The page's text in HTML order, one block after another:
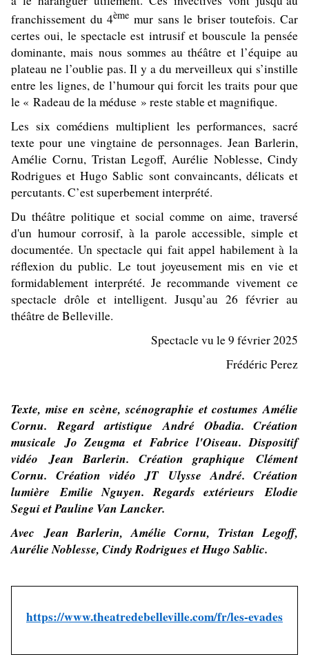
franchissement du 4ème mur sans le briser toutefois. Car
certes oui, le spectacle est intrusif et bouscule la pensée
dominante, mais nous sommes au théâtre et l’équipe au
plateau ne l’oublie pas. Il y a du merveilleux qui s’instille
entre les lignes, de l’humour qui forcit les traits pour que
le « Radeau de la méduse » reste stable et magnifique.
Les six comédiens multiplient les performances, sacré
texte pour une vingtaine de personnages. Jean Barlerin,
Amélie Cornu, Tristan Legoff, Aurélie Noblesse, Cindy
Rodrigues et Hugo Sablic sont convaincants, délicats et
percutants. C’est superbement interprété.
Du théâtre politique et social comme on aime, traversé
d'un humour corrosif, à la parole accessible, simple et
documentée. Un spectacle qui fait appel habilement à la
réflexion du public. Le tout joyeusement mis en vie et
formidablement interprété. Je recommande vivement ce
spectacle drôle et intelligent. Jusqu’au 26 février au
théâtre de Belleville.
Spectacle vu le 9 février 2025
Frédéric Perez
Texte, mise en scène, scénographie et costumes Amélie
Cornu. Regard artistique André Obadia. Création
musicale Jo Zeugma et Fabrice l'Oiseau. Dispositif
vidéo Jean Barlerin. Création graphique Clément
Cornu. Création vidéo JT Ulysse André. Création
lumière Emilie Nguyen. Regards extérieurs Elodie
Segui et Pauline Van Lancker.
Avec Jean Barlerin, Amélie Cornu, Tristan Legoff,
Aurélie Noblesse, Cindy Rodrigues et Hugo Sablic.
https://www.theatredebelleville.com/fr/les-evades